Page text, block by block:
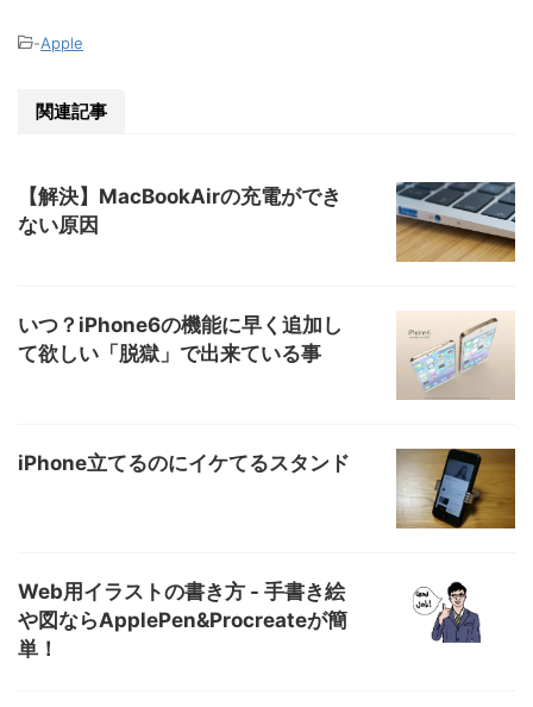
-Apple
関連記事
【解決】MacBookAirの充電ができ
ない原因
いつ？iPhone6の機能に早く追加し
て欲しい「脱獄」で出来ている事
iPhone立てるのにイケてるスタンド
Web用イラストの書き方 - 手書き絵
や図ならApplePen&Procreateが簡
単！